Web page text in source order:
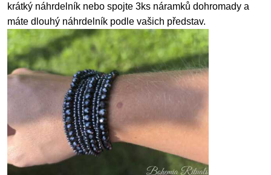
krátký náhrdelník nebo spojte 3ks náramků dohromady a
máte dlouhý náhrdelník podle vašich představ.